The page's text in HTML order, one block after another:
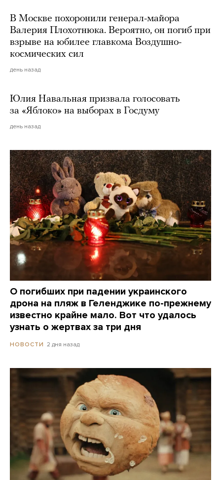
В Москве похоронили генерал-майора
Валерия Плохотнюка. Вероятно, он погиб при
взрыве на юбилее главкома Воздушно-
космических сил
день назад
Юлия Навальная призвала голосовать
за «Яблоко» на выборах в Госдуму
день назад
О погибших при падении украинского
дрона на пляж в Геленджике по-прежнему
известно крайне мало. Вот что удалось
узнать о жертвах за три дня
НОВОСТИ 2 дня назад